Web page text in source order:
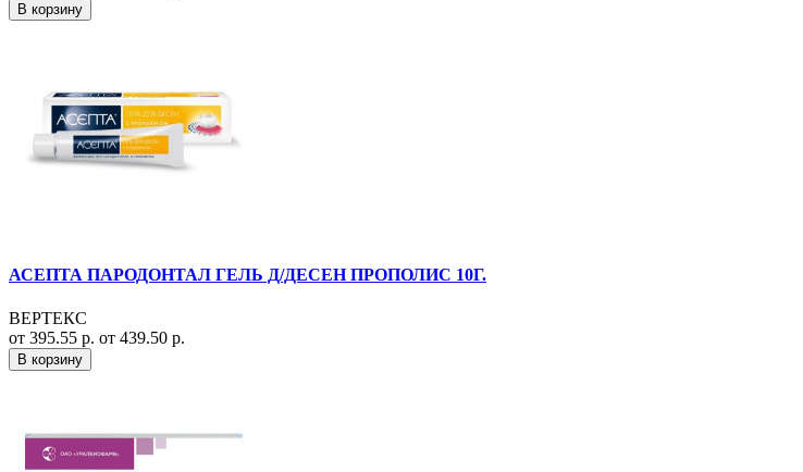
В корзину
АСЕПТА ПАРОДОНТАЛ ГЕЛЬ Д/ДЕСЕН ПРОПОЛИС 10Г.
ВЕРТЕКС
от 395.55 р. от 439.50 р.
В корзину